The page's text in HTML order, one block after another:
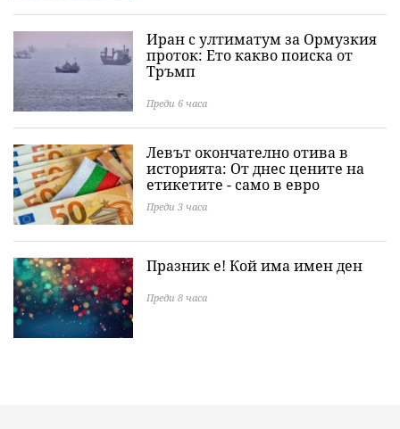
Иран с ултиматум за Ормузкия
проток: Ето какво поиска от
Тръмп
Преди 6 часа
Левът окончателно отива в
историята: Oт днес цените на
етикетите - само в евро
Преди 3 часа
Празник е! Кой има имен ден
Преди 8 часа